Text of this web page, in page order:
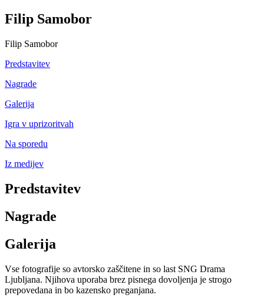
Filip Samobor
Filip Samobor
Predstavitev
Nagrade
Galerija
Igra v uprizoritvah
Na sporedu
Iz medijev
Predstavitev
Nagrade
Galerija
Vse fotografije so avtorsko zaščitene in so last SNG Drama
Ljubljana. Njihova uporaba brez pisnega dovoljenja je strogo
prepovedana in bo kazensko preganjana.